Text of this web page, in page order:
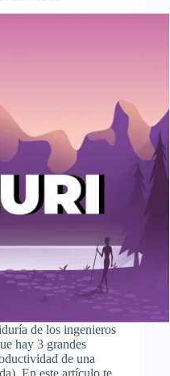
de los ingenieros
hay 3 grandes
de una
En este artículo te